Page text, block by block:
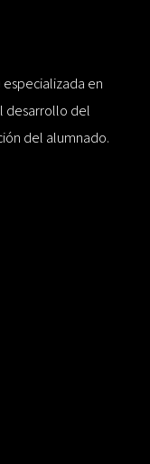
en
desarrollo del
del alumnado.